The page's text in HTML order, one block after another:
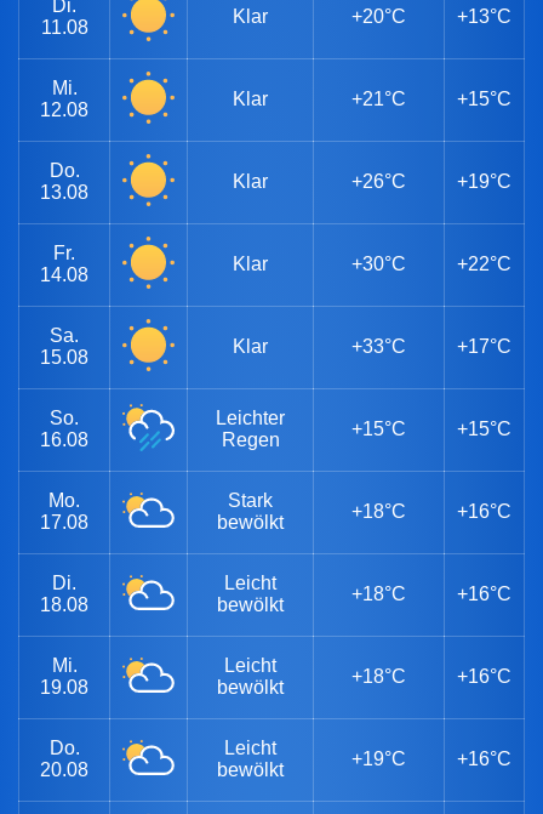
Di.
11.08
Klar +20°C +13°C
Mi.
12.08
Klar +21°C +15°C
Do.
13.08
Klar +26°C +19°C
Fr.
14.08
Klar +30°C +22°C
Sa.
15.08
Klar +33°C +17°C
So.
16.08
Leichter
Regen
+15°C +15°C
Mo.
17.08
Stark
bewölkt
+18°C +16°C
Di.
18.08
Leicht
bewölkt
+18°C +16°C
Mi.
19.08
Leicht
bewölkt
+18°C +16°C
Do.
20.08
Leicht
bewölkt
+19°C +16°C